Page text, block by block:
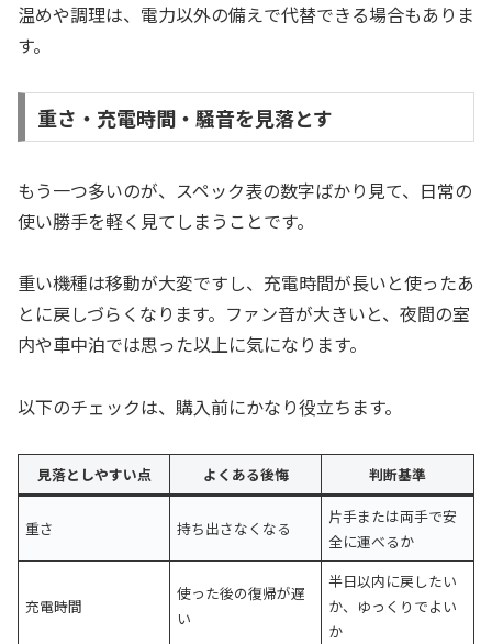
温めや調理は、電力以外の備えで代替できる場合もありま
す。
重さ・充電時間・騒音を見落とす
もう一つ多いのが、スペック表の数字ばかり見て、日常の
使い勝手を軽く見てしまうことです。
重い機種は移動が大変ですし、充電時間が長いと使ったあ
とに戻しづらくなります。ファン音が大きいと、夜間の室
内や車中泊では思った以上に気になります。
以下のチェックは、購入前にかなり役立ちます。
見落としやすい点 よくある後悔 判断基準
重さ 持ち出さなくなる
片手または両手で安
全に運べるか
充電時間
使った後の復帰が遅
い
半日以内に戻したい
か、ゆっくりでよい
か